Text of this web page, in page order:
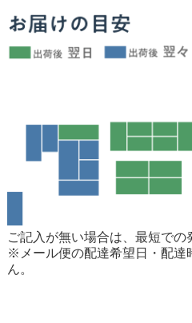
ご記入が無い場合は、最短での
※メール便の配達希望日・配達
ん。